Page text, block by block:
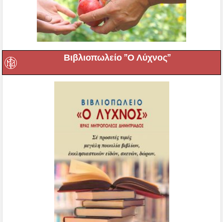
Βιβλιοπωλείο ”Ο Λύχνος”